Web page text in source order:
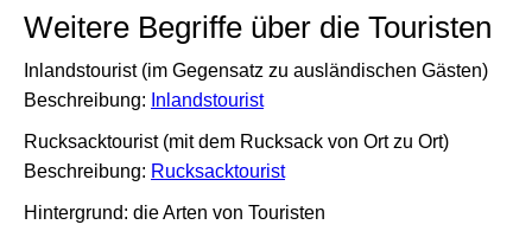
Weitere Begriffe über die Touristen
Inlandstourist (im Gegensatz zu ausländischen Gästen)
Beschreibung: Inlandstourist
Rucksacktourist (mit dem Rucksack von Ort zu Ort)
Beschreibung: Rucksacktourist
Hintergrund: die Arten von Touristen